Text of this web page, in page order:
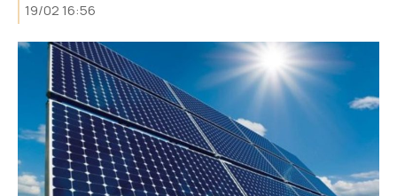
19/02 16:56